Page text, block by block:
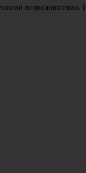
возможностями.